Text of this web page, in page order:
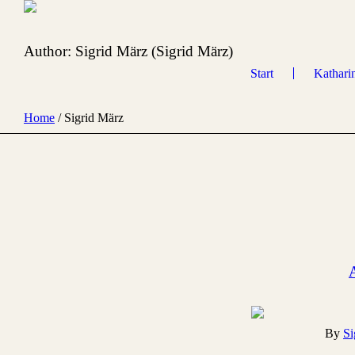
Start
Author: Sigrid März (Sigrid März)
Home / Sigrid März
By